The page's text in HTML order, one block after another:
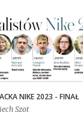
NIKE 2023 - FINAŁ
Szot